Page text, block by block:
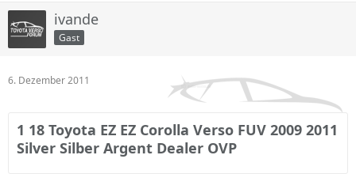
ivande
Gast
6. Dezember 2011
1 18 Toyota EZ EZ Corolla Verso FUV 2009 2011
Silver Silber Argent Dealer OVP